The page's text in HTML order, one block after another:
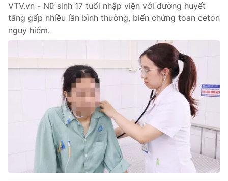
VTV.vn - Nữ sinh 17 tuổi nhập viện với đường huyết
tăng gấp nhiều lần bình thường, biến chứng toan ceton
nguy hiểm.